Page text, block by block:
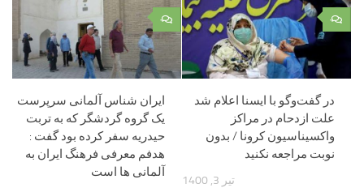
۰
ایران شناس آلمانی سرپرست
یک گروه گردشگر که به تربت
حیدریه سفر کرده بود گفت :
هدفم معرفی فرهنگ ایران به
آلمانی ها است
۰
در گفت‌وگو با ایسنا اعلام شد
علت ازدحام در مراکز
واکسیناسیون کرونا / بدون
نوبت‌ مراجعه نکنید
تیر 3, 1400